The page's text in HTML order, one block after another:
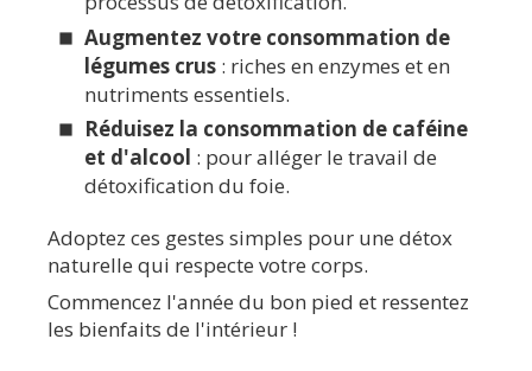
Augmentez votre consommation de
légumes crus: riches en enzymes et en
nutriments essentiels.
Réduisez la consommation de caféine
et d'alcool : pour alléger le travail de
détoxification du foie.
Adoptez ces gestes simples pour une détox
naturelle qui respecte votre corps.
Commencez l'année du bon pied et ressentez
les bienfaits de l'intérieur !